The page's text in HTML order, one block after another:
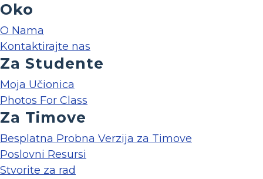
Oko
O Nama
Kontaktirajte nas
Za Studente
Moja Učionica
Photos For Class
Za Timove
Besplatna Probna Verzija za Timove
Poslovni Resursi
Stvorite za rad